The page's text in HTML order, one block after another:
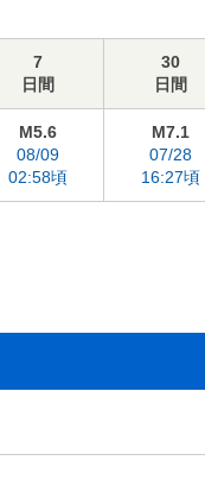
7
日間
30
日間
M5.6
08/09
02:58頃
M7.1
07/28
16:27頃